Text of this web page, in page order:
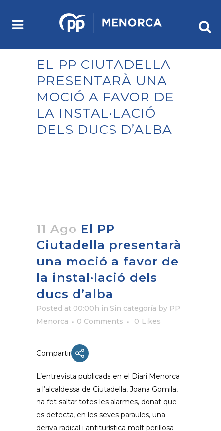
EL PP CIUTADELLA
PRESENTARÀ UNA
MOCIÓ A FAVOR DE
LA INSTAL·LACIÓ
DELS DUCS D’ALBA
11 Ago El PP
Ciutadella presentarà
una moció a favor de
la instal·lació dels
ducs d’alba
Posted at 00:00h in Sin categoría by PP
Menorca
0 Comments 0 Likes
Compartir
L’entrevista publicada en el Diari Menorca
a l’alcaldessa de Ciutadella, Joana Gomila,
ha fet saltar totes les alarmes, donat que
es detecta, en les seves paraules, una
deriva radical i antiturística molt perillosa